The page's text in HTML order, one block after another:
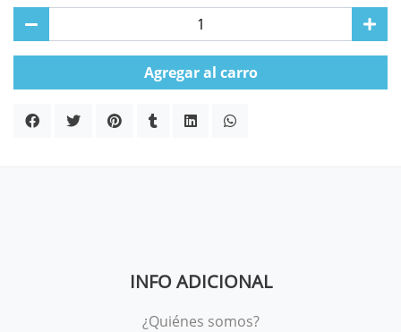
Agregar al carro
INFO ADICIONAL
¿Quiénes somos?